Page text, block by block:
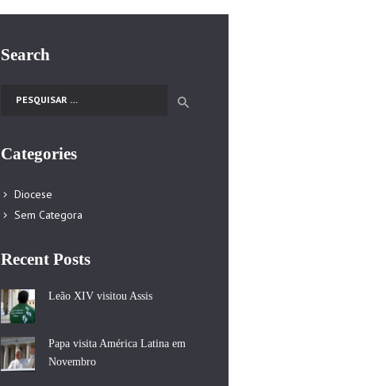
Search
Pesquisar por:
Categories
Diocese
Sem Categora
Recent Posts
Leão XIV visitou Assis
Papa visita América Latina em
Novembro